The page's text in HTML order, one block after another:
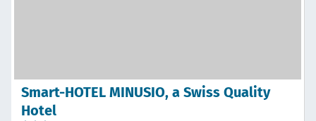
Smart-HOTEL MINUSIO, a Swiss Quality
Hotel